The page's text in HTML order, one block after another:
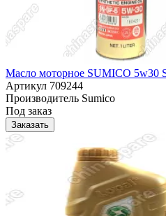
Масло моторное SUMICO 5w30
Артикул 709244
Производитель Sumico
Под заказ
Заказать